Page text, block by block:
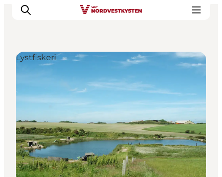
Feriesteder
Inspiration
Handicapvenlig ferie
Events
Overnatning
Planlæg din ferie
Lystfiskeri